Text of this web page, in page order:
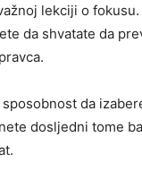
lekciji o
da shvatate da
sposobnost da
dosljedni tome